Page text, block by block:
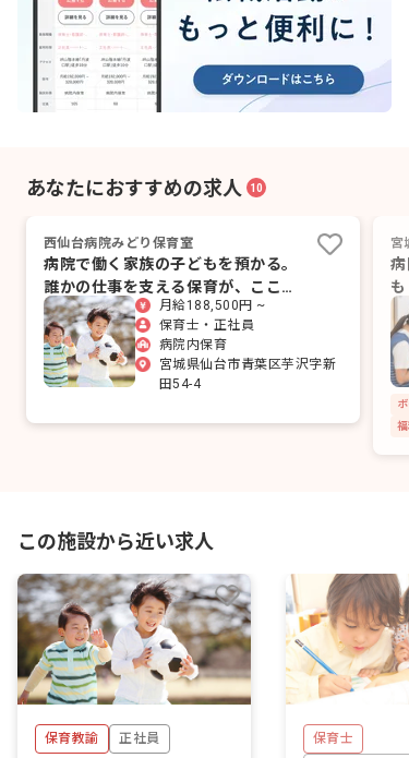
あなたにおすすめの求人 10
西仙台病院みどり保育室
病院で働く家族の子どもを預かる。
誰かの仕事を支える保育が、ここに
あります。
月給188,500円 ~
保育士・正社員
病院内保育
宮城県仙台市青葉区芋沢字新
田54-4
宮
福
この施設から近い求人
保育教諭 正社員 保育士